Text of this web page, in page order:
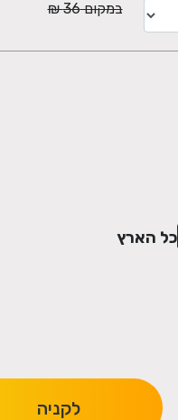
במקום 36 ₪
כל הארץ
לקניה